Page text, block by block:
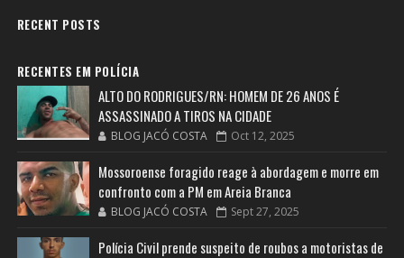
RECENT POSTS
RECENTES EM POLÍCIA
ALTO DO RODRIGUES/RN: HOMEM DE 26 ANOS É
ASSASSINADO A TIROS NA CIDADE
BLOG JACÓ COSTA Oct 12, 2025
Mossoroense foragido reage à abordagem e morre em
confronto com a PM em Areia Branca
BLOG JACÓ COSTA Sept 27, 2025
Polícia Civil prende suspeito de roubos a motoristas de